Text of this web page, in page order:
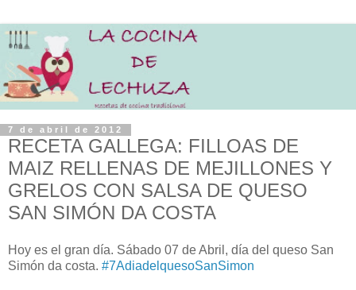
7 de abril de 2012
RECETA GALLEGA: FILLOAS DE
MAIZ RELLENAS DE MEJILLONES Y
GRELOS CON SALSA DE QUESO
SAN SIMÓN DA COSTA
Hoy es el gran día. Sábado 07 de Abril, día del queso San
Simón da costa. #7AdiadelquesoSanSimon